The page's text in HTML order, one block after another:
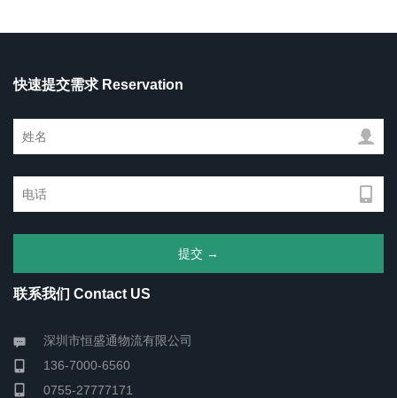
快速提交需求 Reservation
联系我们 Contact US
深圳市恒盛通物流有限公司
136-7000-6560
0755-27777171